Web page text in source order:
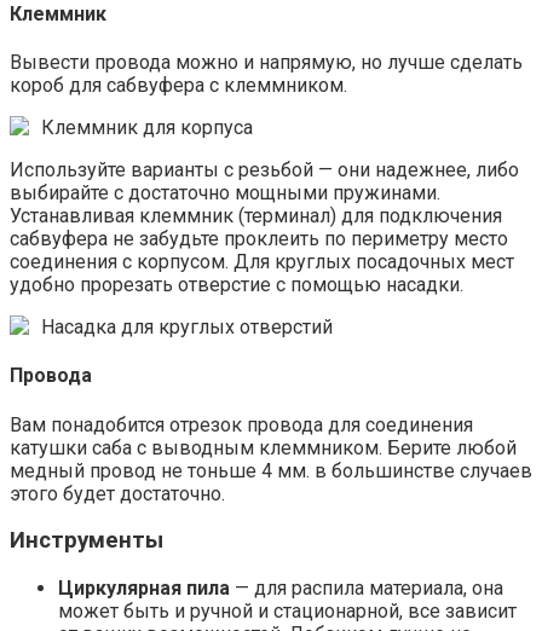
Клеммник
Вывести провода можно и напрямую, но лучше сделать
короб для сабвуфера с клеммником.
Клеммник для корпуса
Используйте варианты с резьбой — они надежнее, либо
выбирайте с достаточно мощными пружинами.
Устанавливая клеммник (терминал) для подключения
сабвуфера не забудьте проклеить по периметру место
соединения с корпусом. Для круглых посадочных мест
удобно прорезать отверстие с помощью насадки.
Насадка для круглых отверстий
Провода
Вам понадобится отрезок провода для соединения
катушки саба с выводным клеммником. Берите любой
медный провод не тоньше 4 мм. в большинстве случаев
этого будет достаточно.
Инструменты
Циркулярная пила — для распила материала, она
может быть и ручной и стационарной, все зависит